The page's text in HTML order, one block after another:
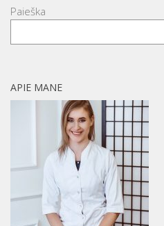
Paieška
APIE MANE